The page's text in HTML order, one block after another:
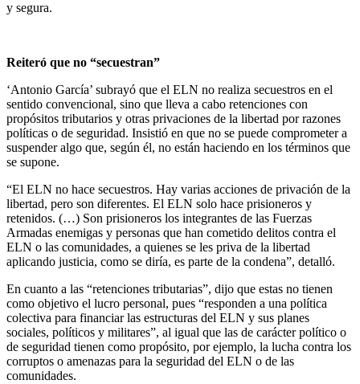
y segura.
Reiteró que no “secuestran”
‘Antonio García’ subrayó que el ELN no realiza secuestros en el
sentido convencional, sino que lleva a cabo retenciones con
propósitos tributarios y otras privaciones de la libertad por razones
políticas o de seguridad. Insistió en que no se puede comprometer a
suspender algo que, según él, no están haciendo en los términos que
se supone.
“El ELN no hace secuestros. Hay varias acciones de privación de la
libertad, pero son diferentes. El ELN solo hace prisioneros y
retenidos. (…) Son prisioneros los integrantes de las Fuerzas
Armadas enemigas y personas que han cometido delitos contra el
ELN o las comunidades, a quienes se les priva de la libertad
aplicando justicia, como se diría, es parte de la condena”, detalló.
En cuanto a las “retenciones tributarias”, dijo que estas no tienen
como objetivo el lucro personal, pues “responden a una política
colectiva para financiar las estructuras del ELN y sus planes
sociales, políticos y militares”, al igual que las de carácter político o
de seguridad tienen como propósito, por ejemplo, la lucha contra los
corruptos o amenazas para la seguridad del ELN o de las
comunidades.